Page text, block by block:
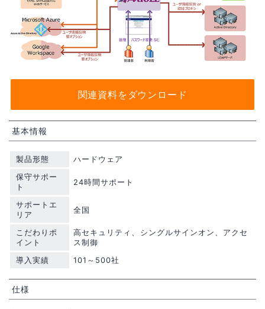
関連資料をダウンロード
基本情報
製品形態
ハードウェア
保守サポー
ト
24時間サポート
サポートエ
リア
全国
こだわりポ
イント
高セキュリティ、シングルサインオン、アクセ
ス制御
導入実績
101～500社
仕様